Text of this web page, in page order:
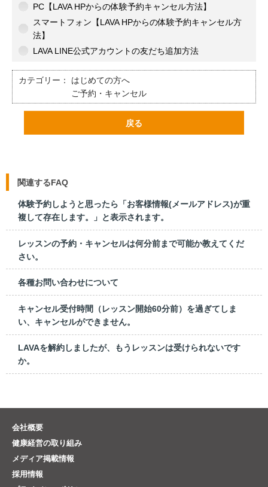
PC【LAVA HPからの体験予約キャンセル方法】
スマートフォン【LAVA HPからの体験予約キャンセル方
法】
LAVA LINE公式アカウントの友だち追加方法
カテゴリー：
はじめての方へ
ご予約・キャンセル
戻る
関連するFAQ
体験予約しようと思ったら「お客様情報(メールアドレス)が重
複して存在します。」と表示されます。
レッスンの予約・キャンセルは何分前まで可能か教えてくだ
さい。
各種お問い合わせについて
キャンセル受付時間（レッスン開始60分前）を過ぎてしま
い、キャンセルができません。
LAVAを解約しましたが、もうレッスンは受けられないです
か。
会社概要
健康経営の取り組み
メディア掲載情報
採用情報